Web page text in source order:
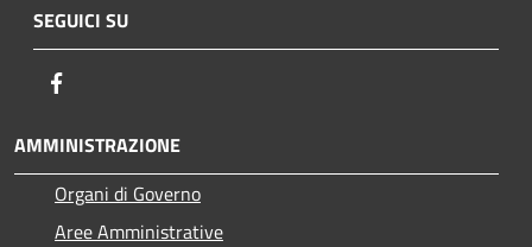
SEGUICI SU
AMMINISTRAZIONE
Organi di Governo
Aree Amministrative